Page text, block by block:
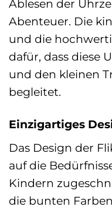
Ablesen der
Abenteuer. Die
und die
dafür, dass diese
und den kleinen
begleitet.
Einzigartiges
Das Design der
auf die
Kindern
die bunten